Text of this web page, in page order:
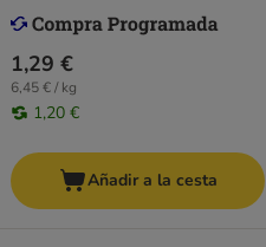
1,29 €
6,45 € / kg
1,20 €
Añadir a la cesta